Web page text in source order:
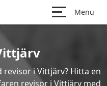
Menu
i Vittjärv? Hitta en
revisor i Vittjärv med